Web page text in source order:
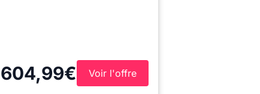
604,99€ Voir l'offre